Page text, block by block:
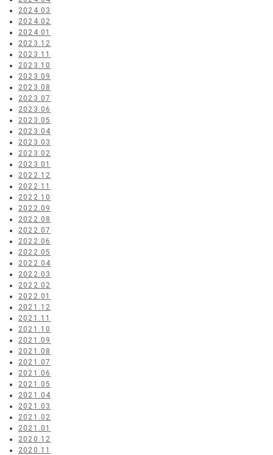
2024.03
2024.02
2024.01
2023.12
2023.11
2023.10
2023.09
2023.08
2023.07
2023.06
2023.05
2023.04
2023.03
2023.02
2023.01
2022.12
2022.11
2022.10
2022.09
2022.08
2022.07
2022.06
2022.05
2022.04
2022.03
2022.02
2022.01
2021.12
2021.11
2021.10
2021.09
2021.08
2021.07
2021.06
2021.05
2021.04
2021.03
2021.02
2021.01
2020.12
2020.11